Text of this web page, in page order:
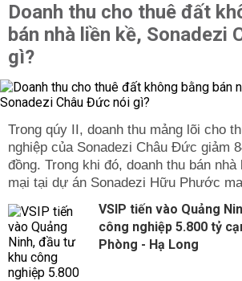
Doanh thu cho thuê đất
bán nhà liền kề, Sonadezi
gì?
Trong qúy II, doanh thu mảng lõi cho
nghiệp của Sonadezi Châu Đức giảm
đồng. Trong khi đó, doanh thu bán
mại tại dự án Sonadezi Hữu Phước
VSIP tiến vào Quảng
công nghiệp 5.800 tỷ
Phòng - Hạ Long